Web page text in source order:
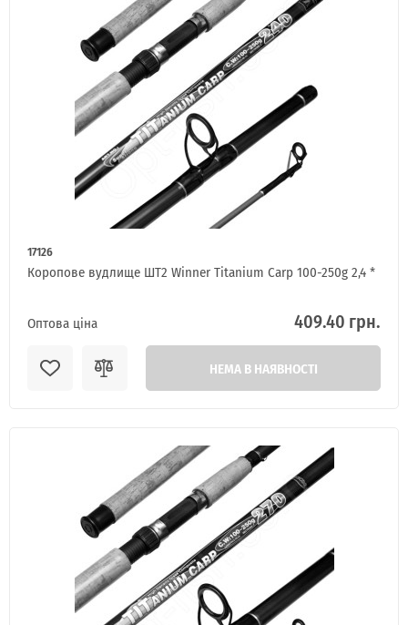
17126
Коропове вудлище ШТ2 Winner Titanium Carp 100-250g 2,4 *
Оптова ціна 409.40 грн.
НЕМА В НАЯВНОСТІ